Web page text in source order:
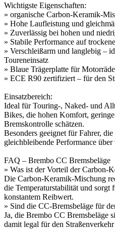
Wichtigste Eigenschaften:
» organische Carbon-Keramik-
» Hohe Laufleistung und
» Zuverlässig bei hohen und
» Stabile Performance auf
» Verschleißarm und langlebig –
Toureneinsatz
» Blaue Trägerplatte für
» ECE R90 zertifiziert – für den
Einsatzbereich:
Ideal für Touring-, Naked- und
Bikes, die hohen Komfort,
Bremskontrolle schätzen.
Besonders geeignet für Fahrer,
gleichbleibende Performance
FAQ – Brembo CC Bremsbeläge
» Was ist der Vorteil der Carbon-
Die Carbon-Keramik-Mischung
die Temperaturstabilität und sorgt
konstantem Reibwert.
» Sind die CC-Bremsbeläge für
Ja, die Brembo CC Bremsbeläge
damit legal für den Straßenverkehr